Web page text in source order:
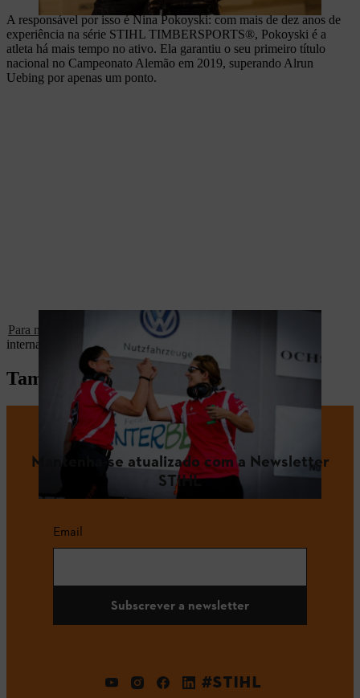
A responsável por isso é Nina Pokoyski: com mais de dez anos de
experiência na série STIHL TIMBERSPORTS®, Pokoyski é a
atleta há mais tempo no ativo. Ela garantiu o seu primeiro título
nacional no Campeonato Alemão em 2019, superando Alrun
Uebing por apenas um ponto.
Para mais informações
sobre todos os concorrentes alemães e
internacionais, consulte a nossa base de dados.
Também pode gostar
Mantenha-se atualizado com a Newsletter
STIHL
Email
Subscrever a newsletter
#STIHL